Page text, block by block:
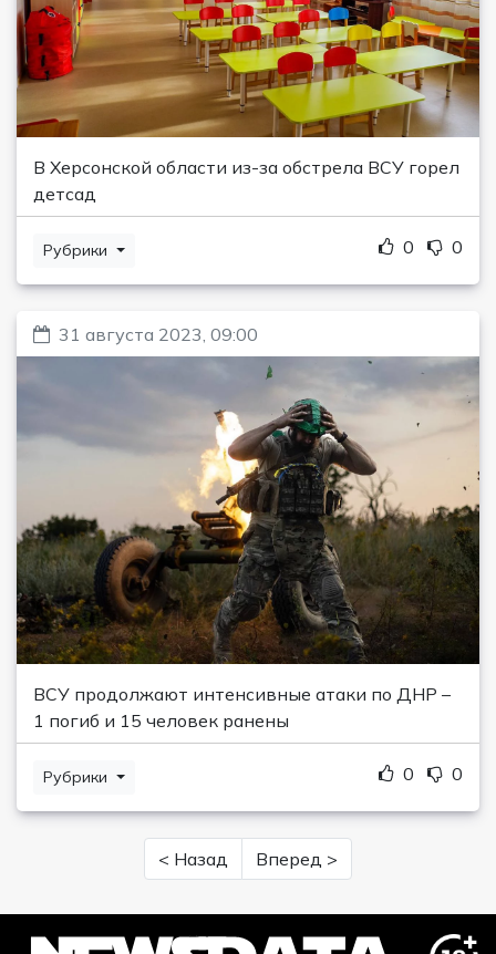
В Херсонской области из-за обстрела ВСУ горел
детсад
Рубрики 0 0
31 августа 2023, 09:00
ВСУ продолжают интенсивные атаки по ДНР –
1 погиб и 15 человек ранены
Рубрики 0 0
< Назад Вперед >